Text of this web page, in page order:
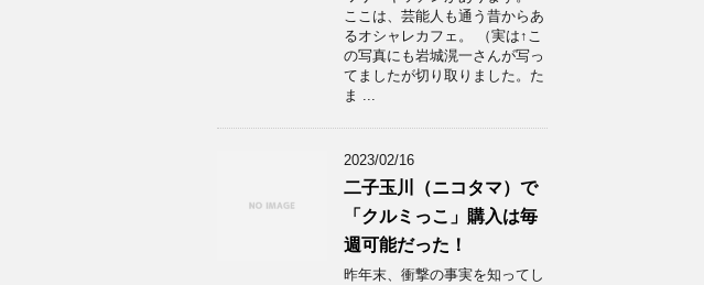
ここは、芸能人も通う昔からあ
るオシャレカフェ。 （実は↑こ
の写真にも岩城滉一さんが写っ
てましたが切り取りました。た
ま ...
2023/02/16
二子玉川（ニコタマ）で
「クルミっこ」購入は毎
週可能だった！
昨年末、衝撃の事実を知ってし